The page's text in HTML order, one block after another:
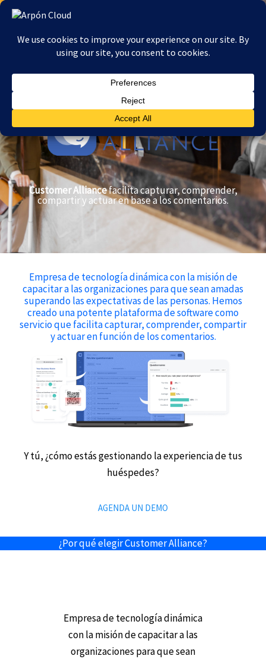
Ir
contenido
Customer Alliancefacilita capturar, comprender,
compartir y actuar en base a los comentarios.
Empresa de tecnología dinámica con la misión de
capacitar a las organizaciones para que sean amadas
superando las expectativas de las personas. Hemos
creado una potente plataforma de software como
servicio que facilita capturar, comprender, compartir
y actuar en función de los comentarios.
Y tú, ¿cómo estás gestionando la experiencia de tus
huéspedes?
AGENDA UN DEMO
¿Por qué elegir Customer Alliance?
Empresa de tecnología dinámica
con la misión de capacitar a las
organizaciones para que sean